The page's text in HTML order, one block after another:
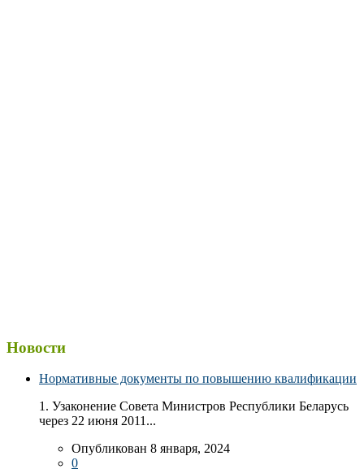
Новости
Нормативные документы по повышению квалификации
1. Узаконение Совета Министров Республики Беларусь
через 22 июня 2011...
Опубликован 8 января, 2024
0